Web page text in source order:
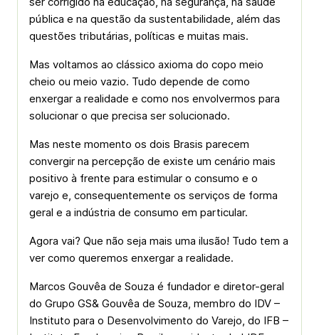
pública e na questão da sustentabilidade, além das
questões tributárias, políticas e muitas mais.
Mas voltamos ao clássico axioma do copo meio
cheio ou meio vazio. Tudo depende de como
enxergar a realidade e como nos envolvermos para
solucionar o que precisa ser solucionado.
Mas neste momento os dois Brasis parecem
convergir na percepção de existe um cenário mais
positivo à frente para estimular o consumo e o
varejo e, consequentemente os serviços de forma
geral e a indústria de consumo em particular.
Agora vai? Que não seja mais uma ilusão! Tudo tem a
ver como queremos enxergar a realidade.
Marcos Gouvêa de Souza é fundador e diretor-geral
do Grupo GS& Gouvêa de Souza, membro do IDV –
Instituto para o Desenvolvimento do Varejo, do IFB –